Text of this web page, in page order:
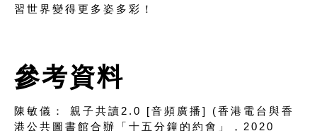
習世界變得更多姿多彩！
參考資料
陳敏儀： 親子共讀2.0 [音頻廣播] (香港電台與香
港公共圖書館合辦「十五分鐘的約會」，2020